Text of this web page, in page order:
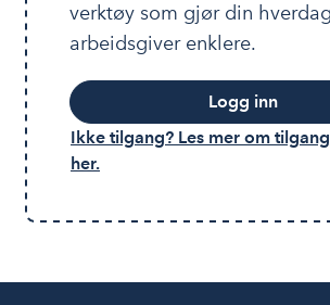
verktøy som gjør din
arbeidsgiver enklere.
Logg inn
Ikke tilgang? Les mer om
her.